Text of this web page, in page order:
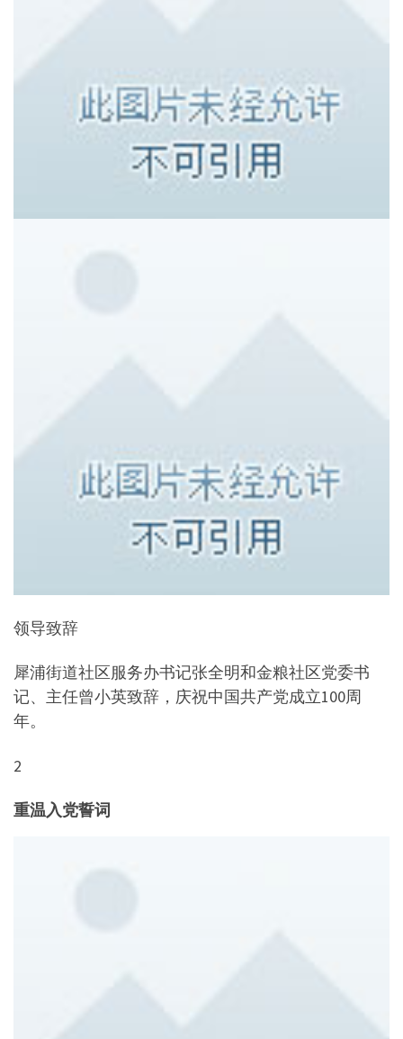
领导致辞
犀浦街道社区服务办书记张全明和金粮社区党委书
记、主任曾小英致辞，庆祝中国共产党成立100周
年。
2
重温入党誓词